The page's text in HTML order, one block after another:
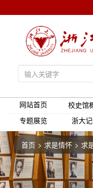
网站首页 校史馆
专题展览 浙大
首页 求是情怀 求